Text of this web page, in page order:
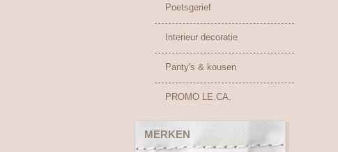
Poetsgerief
Interieur decoratie
Panty's & kousen
PROMO LE.CA.
MERKEN